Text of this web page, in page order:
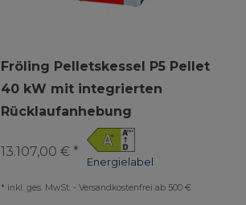
Fröling Pelletskessel P5 Pellet
40 kW mit integrierten
Rücklaufanhebung
Energielabel
13.107,00 € *
* inkl. ges. MwSt.- Versandkostenfrei ab 500 €